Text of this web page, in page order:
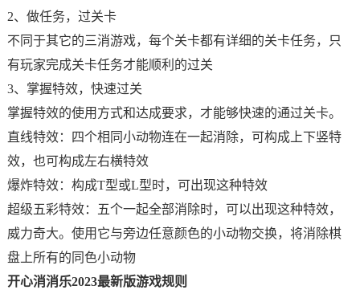
2、做任务，过关卡
不同于其它的三消游戏，每个关卡都有详细的关卡任务，只
有玩家完成关卡任务才能顺利的过关
3、掌握特效，快速过关
掌握特效的使用方式和达成要求，才能够快速的通过关卡。
直线特效：四个相同小动物连在一起消除，可构成上下竖特
效，也可构成左右横特效
爆炸特效：构成T型或L型时，可出现这种特效
超级五彩特效：五个一起全部消除时，可以出现这种特效，
威力奇大。使用它与旁边任意颜色的小动物交换，将消除棋
盘上所有的同色小动物
开心消消乐2023最新版游戏规则